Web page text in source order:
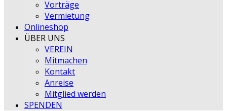
Vorträge
Vermietung
Onlineshop
ÜBER UNS
VEREIN
Mitmachen
Kontakt
Anreise
Mitglied werden
SPENDEN